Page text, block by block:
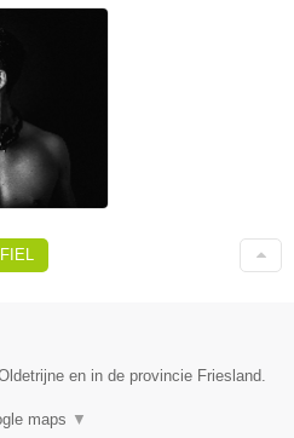
en in de provincie Friesland.
maps ▼